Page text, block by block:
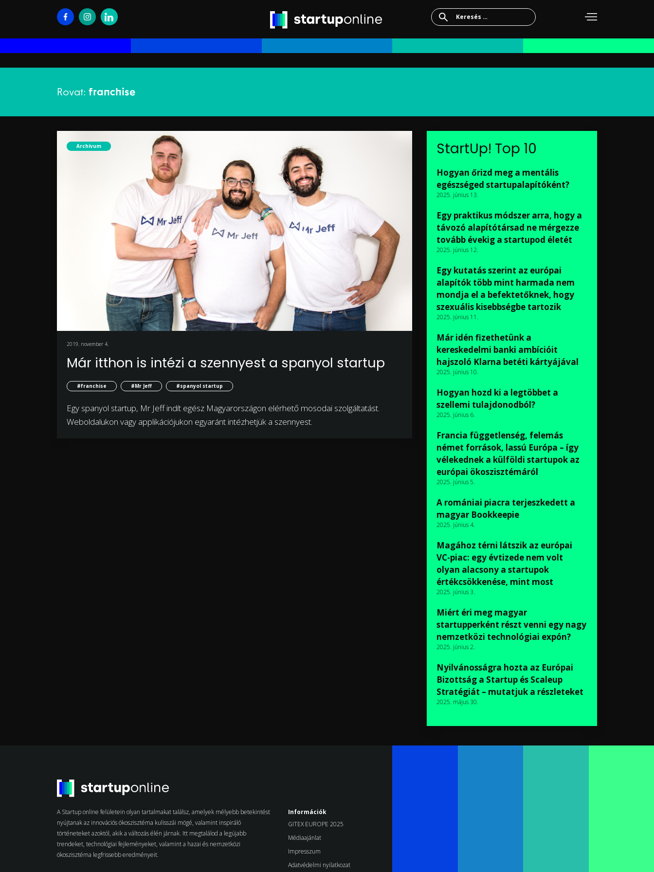
Keresés:
Rovat: franchise
Archívum
2019. november 4.
Már itthon is intézi a szennyest a spanyol startup
#franchise #Mr Jeff #spanyol startup
Egy spanyol startup, Mr Jeff indít egész Magyarországon elérhető mosodai szolgáltatást.
Weboldalukon vagy applikációjukon egyaránt intézhetjük a szennyest.
StartUp! Top 10
Hogyan őrizd meg a mentális
egészséged startupalapítóként?
2025. június 13.
Egy praktikus módszer arra, hogy a
távozó alapítótársad ne mérgezze
tovább évekig a startupod életét
2025. június 12.
Egy kutatás szerint az európai
alapítók több mint harmada nem
mondja el a befektetőknek, hogy
szexuális kisebbségbe tartozik
2025. június 11.
Már idén fizethetünk a
kereskedelmi banki ambícióit
hajszoló Klarna betéti kártyájával
2025. június 10.
Hogyan hozd ki a legtöbbet a
szellemi tulajdonodból?
2025. június 6.
Francia függetlenség, felemás
német források, lassú Európa – így
vélekednek a külföldi startupok az
európai ökoszisztémáról
2025. június 5.
A romániai piacra terjeszkedett a
magyar Bookkeepie
2025. június 4.
Magához térni látszik az európai
VC-piac: egy évtizede nem volt
olyan alacsony a startupok
értékcsökkenése, mint most
2025. június 3.
Miért éri meg magyar
startupperként részt venni egy nagy
nemzetközi technológiai expón?
2025. június 2.
Nyilvánosságra hozta az Európai
Bizottság a Startup és Scaleup
Stratégiát – mutatjuk a részleteket
2025. május 30.
A Startup online felületein olyan tartalmakat találsz, amelyek mélyebb betekintést
nyújtanak az innovációs ökoszisztéma kulisszái mögé, valamint inspiráló
történeteket azoktól, akik a változás élén járnak. Itt megtalálod a legújabb
trendeket, technológiai fejleményeket, valamint a hazai és nemzetközi
ökoszisztéma legfrissebb eredményeit.
Információk
GITEX EUROPE 2025
Médiaajánlat
Impresszum
Adatvédelmi nyilatkozat